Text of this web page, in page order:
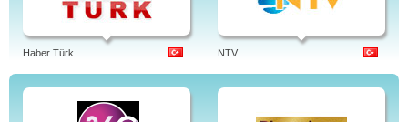
Haber Türk NTV